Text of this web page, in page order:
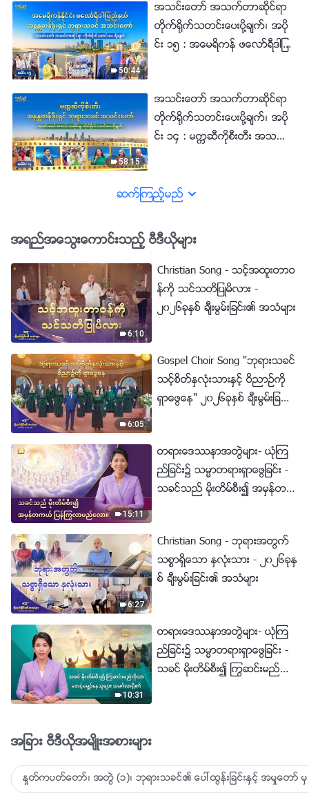
က္ေသခံခ်က္မ်ား- တရားစီရင္ျခင္း
ကို ေတြ႕ႀကဳံခံစားရၿပီး အျပစ္မွ
သန႔္စင္ခံရျခင္း
50:44
အသင္းေတာ္ အသက္တာဆိုင္ရာ
တိုက္႐ိုက္သတင္းေပးပို႔ခ်က္၊ အပို
င္း ၁၅ : အေမရိကန္ ဖေလာ္ရီဒါျပ
ဆိုင္ရာ သက္ေသခံခ်က္မ်ား-
ဘုရားသခင္၏ တရားစီရင္ျခင္းက
ကြၽန္ုပ္တို႔ကို သန႔္စင္ေစခဲ့ၿပီ
58:15
အသင္းေတာ္ အသက္တာဆိုင္ရာ
တိုက္႐ိုက္သတင္းေပးပို႔ခ်က္၊ အပို
င္း ၁၄ : မကၠဆီကိုစီးတီး အသင္းေ
တ္ေတာ္၏ တရားစီရင္ျခင္းက ကြၽ
ဆက္ၾကည့္မည္
အရည္အေသြးေကာင္းသည့္ ဗီဒီယိုမ်ား
6:10
Christian Song - သင့္အထူးတာဝ
န္ကို သင္သတိျပဳမိလား -
၂၀၂၆ခုႏွစ္ ခ်ီးမြမ္းျခင္း၏ အသံမ်ား
6:05
Gospel Choir Song "ဘုရားသခင္
သင့္စိတ္ႏွလုံးသားႏွင့္ ဝိညာဥ္ကို
ရွာေဖြေန" ၂၀၂၆ခုႏွစ္ ခ်ီးမြမ္းျခ
15:11
တရားေဒႆနာအတြဲမ်ား- ယုံၾက
ည္ျခင္း၌ သမၼာတရားရွာေဖြျခင္း -
သခင္သည္ မိုးတိမ္စီး၍ အမွန္တက
6:27
Christian Song - ဘုရားအတြက္
သစၥာရွိေသာ ႏွလုံးသား - ၂၀၂၆ခုႏွ
စ္ ခ်ီးမြမ္းျခင္း၏ အသံမ်ား
10:31
တရားေဒႆနာအတြဲမ်ား- ယုံၾက
ည္ျခင္း၌ သမၼာတရားရွာေဖြျခင္း -
သခင္ မိုးတိမ္စီး၍ ႂကြဆင္းမည္ကို
အျခား ဗီဒီယိုအမ်ိဳးအစားမ်ား
ႏႈတ္ကပတ္ေတာ္၊ အတြဲ (၁)၊ ဘုရားသခင္၏ ေပၚထြန္းျခင္းႏွင့္ အမႈေတာ္ မွ